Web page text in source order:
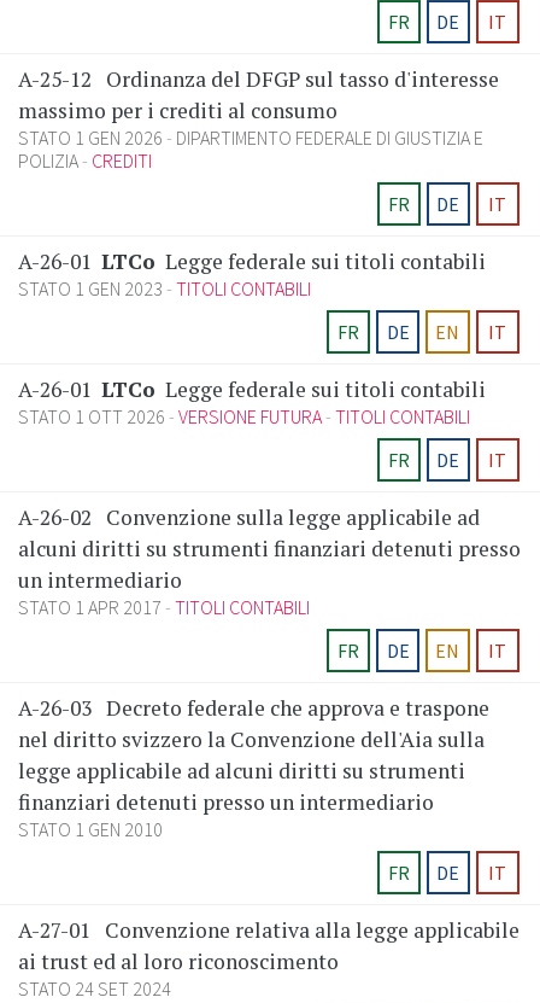
FR
DE IT
A-25-12
Ordinanza del DFGP sul tasso d'interesse
massimo per i crediti al consumo
STATO 1 GEN 2026
DIPARTIMENTO FEDERALE DI GIUSTIZIA E
POLIZIA CREDITI
FR
DE IT
A-26-01 LTCo Legge federale sui titoli contabili
STATO 1 GEN 2023 TITOLI CONTABILI
FR
DE EN IT
A-26-01 LTCo Legge federale sui titoli contabili
STATO 1 OTT 2026 VERSIONE FUTURA TITOLI CONTABILI
FR
DE IT
A-26-02
Convenzione sulla legge applicabile ad
alcuni diritti su strumenti finanziari detenuti presso
un intermediario
STATO 1 APR 2017 TITOLI CONTABILI
FR
DE EN IT
A-26-03 Decreto federale che approva e traspone
nel diritto svizzero la Convenzione dell'Aia sulla
legge applicabile ad alcuni diritti su strumenti
finanziari detenuti presso un intermediario
STATO 1 GEN 2010
FR
DE IT
A-27-01
Convenzione relativa alla legge applicabile
ai trust ed al loro riconoscimento
STATO 24 SET 2024